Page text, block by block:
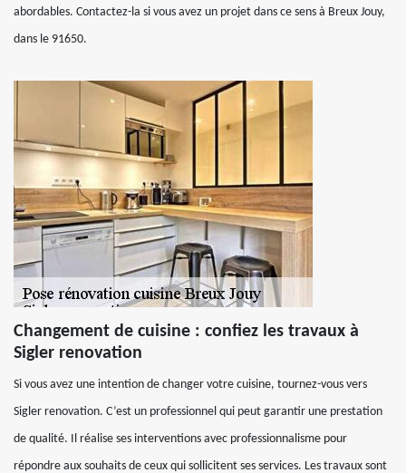
abordables. Contactez-la si vous avez un projet dans ce sens à Breux Jouy,
dans le 91650.
Changement de cuisine : confiez les travaux à
Sigler renovation
Si vous avez une intention de changer votre cuisine, tournez-vous vers
Sigler renovation. C’est un professionnel qui peut garantir une prestation
de qualité. Il réalise ses interventions avec professionnalisme pour
répondre aux souhaits de ceux qui sollicitent ses services. Les travaux sont